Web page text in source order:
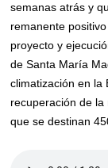
semanas atrás y
remanente
proyecto y
de Santa María
climatización en la
recuperación de
que se destinan